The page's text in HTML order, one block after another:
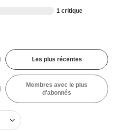
1 critique
Les plus récentes
Membres avec le plus
d'abonnés